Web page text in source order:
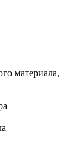
материала,